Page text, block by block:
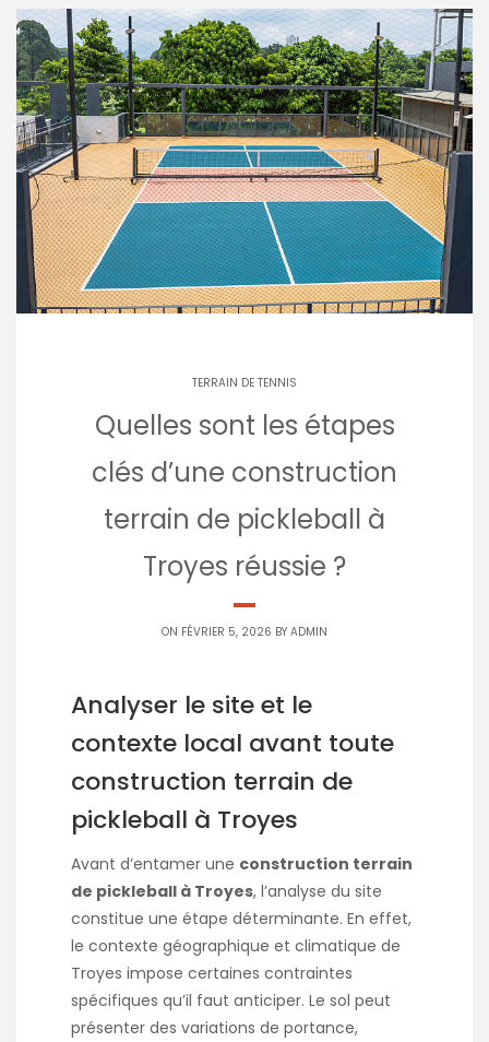
TERRAIN DE TENNIS
Quelles sont les étapes
clés d’une construction
terrain de pickleball à
Troyes réussie ?
ON FÉVRIER 5, 2026 BY ADMIN
Analyser le site et le
contexte local avant toute
construction terrain de
pickleball à Troyes
Avant d’entamer une construction terrain
de pickleball à Troyes, l’analyse du site
constitue une étape déterminante. En effet,
le contexte géographique et climatique de
Troyes impose certaines contraintes
spécifiques qu’il faut anticiper. Le sol peut
présenter des variations de portance,